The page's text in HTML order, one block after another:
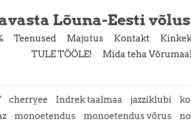
Lõuna-Eesti
Teenused Majutus Kontakt
TULE TÖÖLE!
Mida teha
cherryee Indrek taalmaa jazziklubi
monoetendus monoetendus võrus